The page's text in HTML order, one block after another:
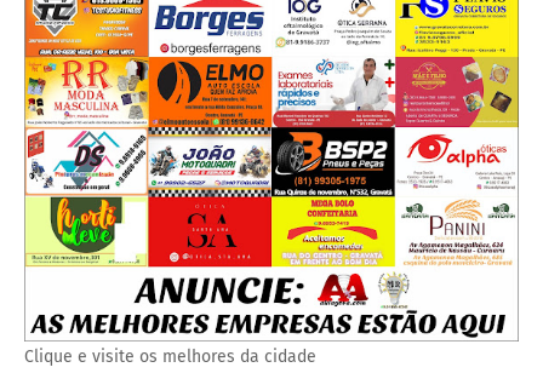
Clique e visite os melhores da cidade